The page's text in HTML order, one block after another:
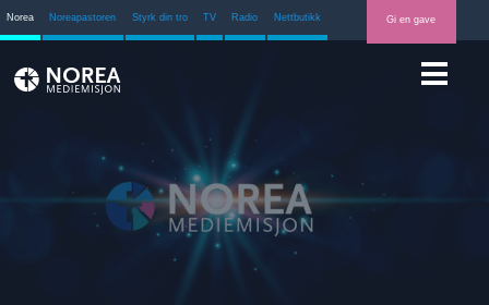
Norea Noreapastoren Styrk din tro TV Radio Nettbutikk Gi en gave